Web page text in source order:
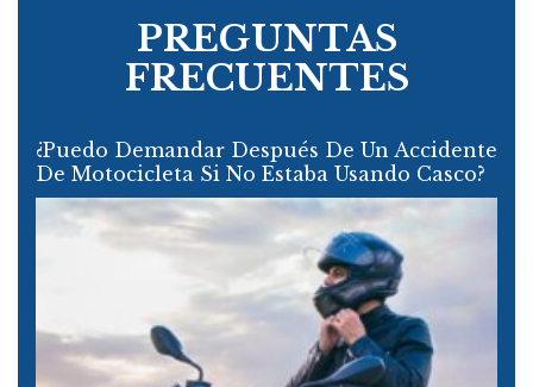
PREGUNTAS
FRECUENTES
¿Puedo Demandar Después De Un Accidente
De Motocicleta Si No Estaba Usando Casco?